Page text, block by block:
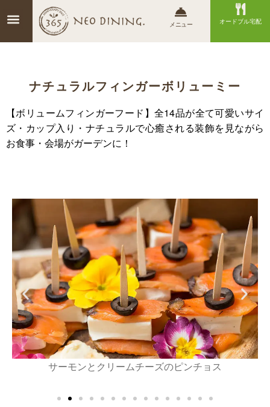
メニュー オードブル宅配
ナチュラルフィンガーボリューミー
【ボリュームフィンガーフード】全14品が全て可愛いサイ
ズ・カップ入り・ナチュラルで心癒される装飾を見ながら
お食事・会場がガーデンに！
サーモンとクリームチーズのピンチョス